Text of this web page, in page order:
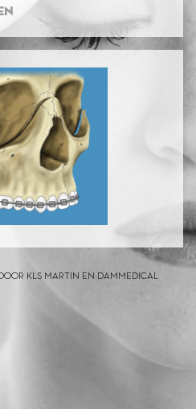
KLS MARTIN EN DAMMEDICAL